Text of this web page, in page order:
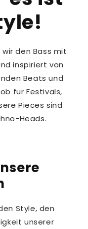
den Bass mit
inspiriert von
Beats und
für Festivals,
Pieces sind
Heads.
Style, den
unserer